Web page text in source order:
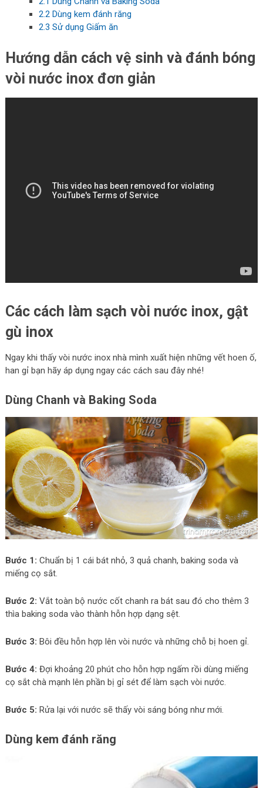
2.2Dùng kem đánh răng
2.3 Sử dụng Giấm ăn
Hướng dẫn cách vệ sinh và đánh bóng
vòi nước inox đơn giản
Các cách làm sạch vòi nước inox, gật
gù inox
Ngay khi thấy vòi nước inox nhà mình xuất hiện những vết hoen ố,
han gỉ bạn hãy áp dụng ngay các cách sau đây nhé!
Dùng Chanh và Baking Soda
Bước 1: Chuẩn bị 1 cái bát nhỏ, 3 quả chanh, baking soda và
miếng cọ sắt.
Bước 2: Vắt toàn bộ nước cốt chanh ra bát sau đó cho thêm 3
thìa baking soda vào thành hỗn hợp dạng sệt.
Bước 3: Bôi đều hỗn hợp lên vòi nước và những chỗ bị hoen gỉ.
Bước 4: Đợi khoảng 20 phút cho hỗn hợp ngấm rồi dùng miếng
cọ sắt chà mạnh lên phần bị gỉ sét để làm sạch vòi nước.
Bước 5: Rửa lại với nước sẽ thấy vòi sáng bóng như mới.
Dùng kem đánh răng